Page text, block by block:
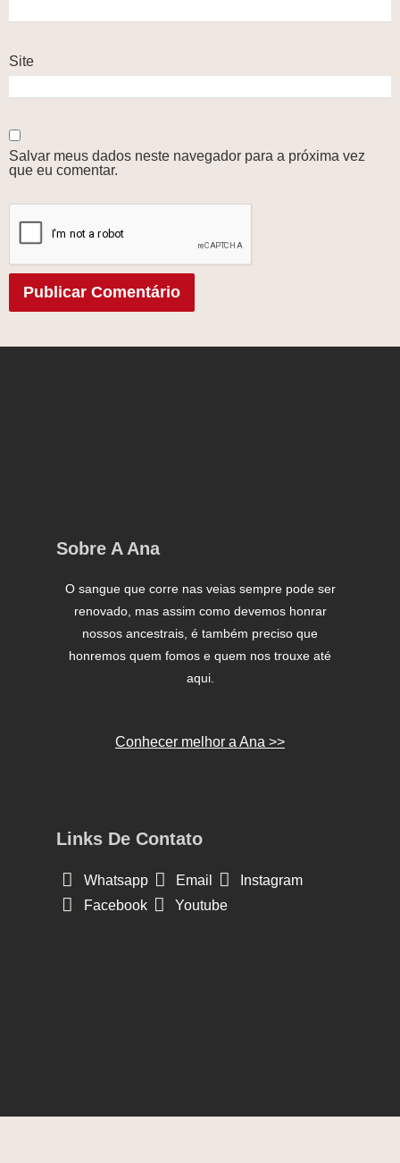
Site
Salvar meus dados neste navegador para a próxima vez
que eu comentar.
Sobre A Ana
O sangue que corre nas veias sempre pode ser
renovado, mas assim como devemos honrar
nossos ancestrais, é também preciso que
honremos quem fomos e quem nos trouxe até
aqui.
Conhecer melhor a Ana >>
Links De Contato
Whatsapp Email
Instagram
Facebook
Youtube